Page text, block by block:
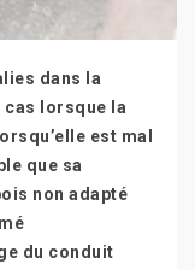
dans la
cas lorsque la
est mal
que sa
non adapté
du conduit